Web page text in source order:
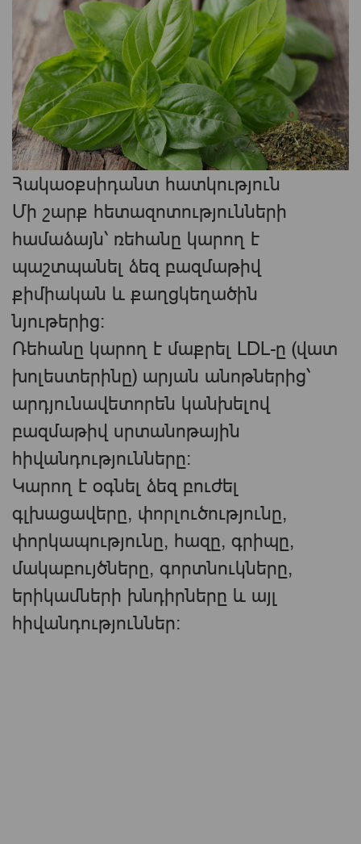
Հակաօքսիդանտ հատկություն
Մի շարք հետազոտությունների
համաձայն՝ ռեհանը կարող է
պաշտպանել ձեզ բազմաթիվ
քիմիական և քաղցկեղածին
նյութերից:
Ռեհանը կարող է մաքրել LDL-ը (վատ
խոլեստերինը) արյան անոթներից՝
արդյունավետորեն կանխելով
բազմաթիվ սրտանոթային
հիվանդությունները:
Կարող է օգնել ձեզ բուժել
գլխացավերը, փորլուծությունը,
փորկապությունը, հազը, գրիպը,
մակաբույծները, գորտնուկները,
երիկամների խնդիրները և այլ
հիվանդություններ: